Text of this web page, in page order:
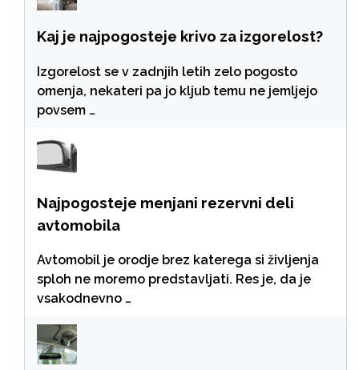
Kaj je najpogosteje krivo za izgorelost?
Izgorelost se v zadnjih letih zelo pogosto
omenja, nekateri pa jo kljub temu ne jemljejo
povsem …
Najpogosteje menjani rezervni deli
avtomobila
Avtomobil je orodje brez katerega si življenja
sploh ne moremo predstavljati. Res je, da je
vsakodnevno …